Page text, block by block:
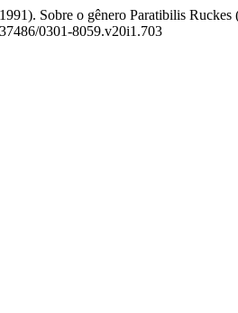
Sobre o gênero Paratibilis
0301-8059.v20i1.703